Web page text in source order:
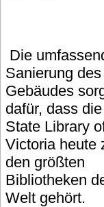
Die
Sanierung des
Gebäudes
dafür, dass die
State Library
Victoria heute
den größten
Bibliotheken
Welt gehört.